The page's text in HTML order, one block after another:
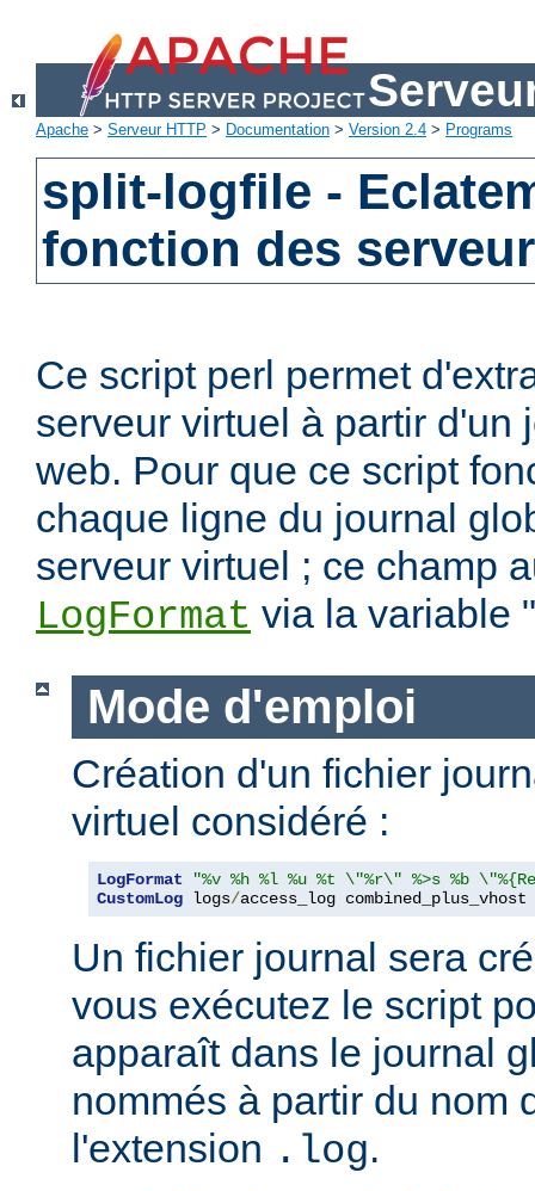
Apache > Serveur HTTP > Documentation > Version 2.4 > Programs
split-logfile -
fonction des
Ce script perl permet
serveur virtuel à partir d'un
web. Pour que ce script
chaque ligne du journal
serveur virtuel ; ce champ
LogFormat via la variable "
Mode d'emploi
Création d'un fichier
virtuel considéré :
LogFormat
"%v %h %l %u %t \"%r\" %>s %b
CustomLog logs/access_log combined_plus_vhost
Un fichier journal sera
vous exécutez le script
apparaît dans le journal
nommés à partir du nom
l'extension .log.